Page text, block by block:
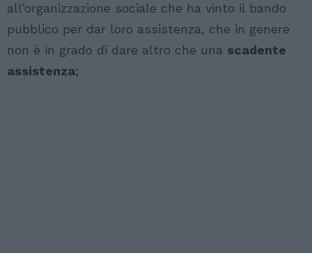
all’organizzazione sociale che ha vinto il bando
pubblico per dar loro assistenza, che in genere
non è in grado di dare altro che una scadente
assistenza;